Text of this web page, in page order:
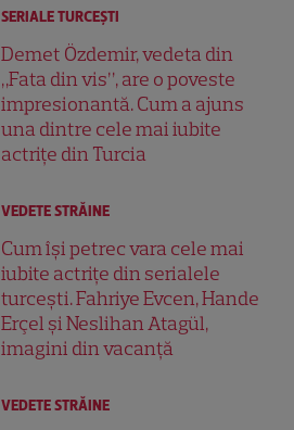
SERIALE TURCEŞTI
Demet Özdemir, vedeta din
„Fata din vis”, are o poveste
impresionantă. Cum a ajuns
una dintre cele mai iubite
actrițe din Turcia
VEDETE STRĂINE
Cum își petrec vara cele mai
iubite actrițe din serialele
turcești. Fahriye Evcen, Hande
Erçel și Neslihan Atagül,
imagini din vacanță
VEDETE STRĂINE